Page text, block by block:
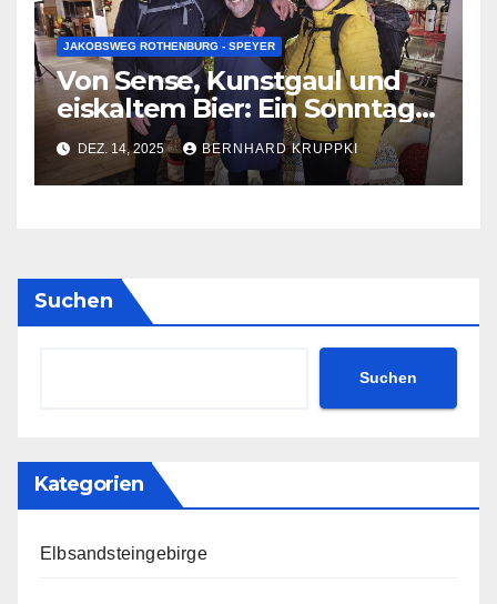
JAKOBSWEG ROTHENBURG - SPEYER
Von Sense, Kunstgaul und
eiskaltem Bier: Ein Sonntag,
der bleibt
DEZ. 14, 2025 BERNHARD KRUPPKI
Suchen
Suchen
Kategorien
Elbsandsteingebirge